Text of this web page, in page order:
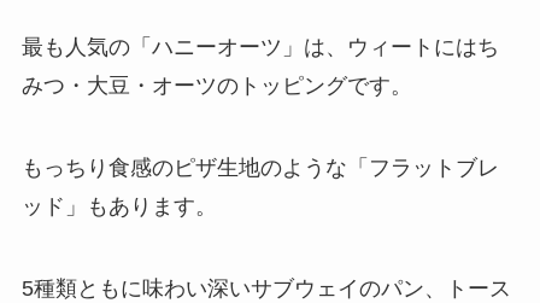
最も人気の「ハニーオーツ」は、ウィートにはち
みつ・大豆・オーツのトッピングです。
もっちり食感のピザ生地のような「フラットブレ
ッド」もあります。
5種類ともに味わい深いサブウェイのパン、トース